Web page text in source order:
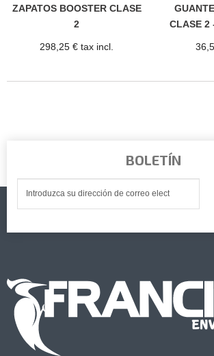
ZAPATOS BOOSTER CLASE
2
298,25 € tax incl.
CLASE 2
BOLETÍN